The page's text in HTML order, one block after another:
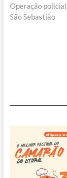
post:
Operação
São Sebastião